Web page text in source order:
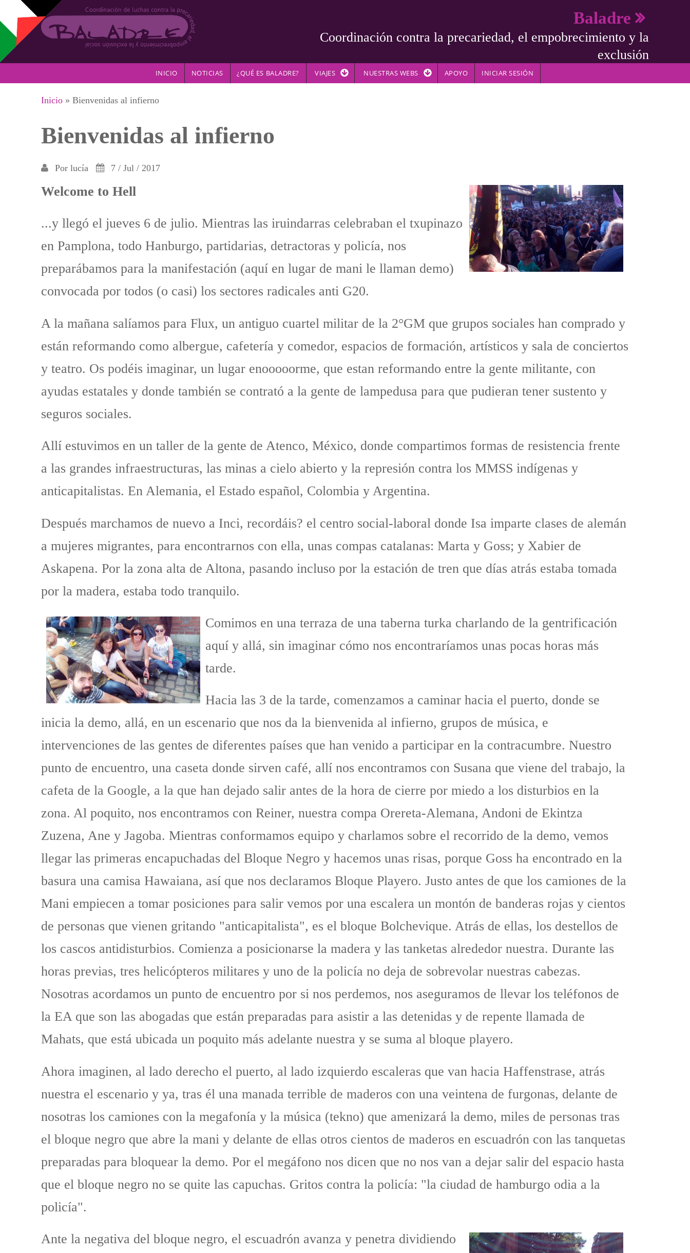
Pasar al contenido principal
Baladre
Coordinación contra la precariedad, el empobrecimiento y la
exclusión
INICIO NOTICIAS ¿QUÉ ES BALADRE? VIAJES NUESTRAS WEBS APOYO INICIAR SESIÓN
Se encuentra usted aquí
Inicio » Bienvenidas al infierno
Bienvenidas al infierno
Por lucía 7 / Jul / 2017
Welcome to Hell
...y llegó el jueves 6 de julio. Mientras las iruindarras celebraban el txupinazo
en Pamplona, todo Hanburgo, partidarias, detractoras y policía, nos
preparábamos para la manifestación (aquí en lugar de mani le llaman demo)
convocada por todos (o casi) los sectores radicales anti G20.
A la mañana salíamos para Flux, un antiguo cuartel militar de la 2°GM que grupos sociales han comprado y
están reformando como albergue, cafetería y comedor, espacios de formación, artísticos y sala de conciertos
y teatro. Os podéis imaginar, un lugar enooooorme, que estan reformando entre la gente militante, con
ayudas estatales y donde también se contrató a la gente de lampedusa para que pudieran tener sustento y
seguros sociales.
Allí estuvimos en un taller de la gente de Atenco, México, donde compartimos formas de resistencia frente
a las grandes infraestructuras, las minas a cielo abierto y la represión contra los MMSS indígenas y
anticapitalistas. En Alemania, el Estado español, Colombia y Argentina.
Después marchamos de nuevo a Inci, recordáis? el centro social-laboral donde Isa imparte clases de alemán
a mujeres migrantes, para encontrarnos con ella, unas compas catalanas: Marta y Goss; y Xabier de
Askapena. Por la zona alta de Altona, pasando incluso por la estación de tren que días atrás estaba tomada
por la madera, estaba todo tranquilo.
Comimos en una terraza de una taberna turka charlando de la gentrificación
aquí y allá, sin imaginar cómo nos encontraríamos unas pocas horas más
tarde.
Hacia las 3 de la tarde, comenzamos a caminar hacia el puerto, donde se
inicia la demo, allá, en un escenario que nos da la bienvenida al infierno, grupos de música, e
intervenciones de las gentes de diferentes países que han venido a participar en la contracumbre. Nuestro
punto de encuentro, una caseta donde sirven café, allí nos encontramos con Susana que viene del trabajo, la
cafeta de la Google, a la que han dejado salir antes de la hora de cierre por miedo a los disturbios en la
zona. Al poquito, nos encontramos con Reiner, nuestra compa Orereta-Alemana, Andoni de Ekintza
Zuzena, Ane y Jagoba. Mientras conformamos equipo y charlamos sobre el recorrido de la demo, vemos
llegar las primeras encapuchadas del Bloque Negro y hacemos unas risas, porque Goss ha encontrado en la
basura una camisa Hawaiana, así que nos declaramos Bloque Playero. Justo antes de que los camiones de la
Mani empiecen a tomar posiciones para salir vemos por una escalera un montón de banderas rojas y cientos
de personas que vienen gritando "anticapitalista", es el bloque Bolchevique. Atrás de ellas, los destellos de
los cascos antidisturbios. Comienza a posicionarse la madera y las tanketas alrededor nuestra. Durante las
horas previas, tres helicópteros militares y uno de la policía no deja de sobrevolar nuestras cabezas.
Nosotras acordamos un punto de encuentro por si nos perdemos, nos aseguramos de llevar los teléfonos de
la EA que son las abogadas que están preparadas para asistir a las detenidas y de repente llamada de
Mahats, que está ubicada un poquito más adelante nuestra y se suma al bloque playero.
Ahora imaginen, al lado derecho el puerto, al lado izquierdo escaleras que van hacia Haffenstrase, atrás
nuestra el escenario y ya, tras él una manada terrible de maderos con una veintena de furgonas, delante de
nosotras los camiones con la megafonía y la música (tekno) que amenizará la demo, miles de personas tras
el bloque negro que abre la mani y delante de ellas otros cientos de maderos en escuadrón con las tanquetas
preparadas para bloquear la demo. Por el megáfono nos dicen que no nos van a dejar salir del espacio hasta
que el bloque negro no se quite las capuchas. Gritos contra la policía: "la ciudad de hamburgo odia a la
policía".
Ante la negativa del bloque negro, el escuadrón avanza y penetra dividiendo